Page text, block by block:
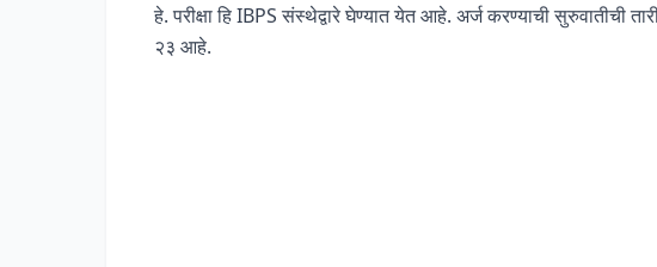
हे. परीक्षा हि IBPS संस्थेद्वारे घेण्यात येत आहे. अर्ज करण्याची
२३ आहे.